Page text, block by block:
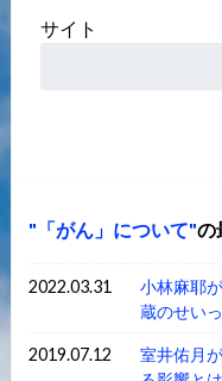
サイト
「がん」について の
2022.03.31
小林麻耶
蔵のせい
2019.07.12
室井佑月